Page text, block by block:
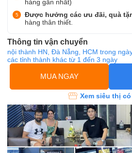
hàng gần nhất)
Được hưởng các ưu đãi, quà
hàng thân thiết.
Thông tin vận chuyển
nội thành HN, Đà Nẵng, HCM trong
các tỉnh thành khác từ 1 đến 3 ngày
MUA NGAY
Xem siêu thị